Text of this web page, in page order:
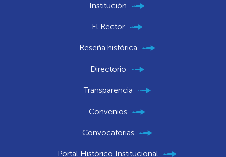
Institución
El Rector
Reseña histórica
Directorio
Transparencia
Convenios
Convocatorias
Portal Histórico Institucional